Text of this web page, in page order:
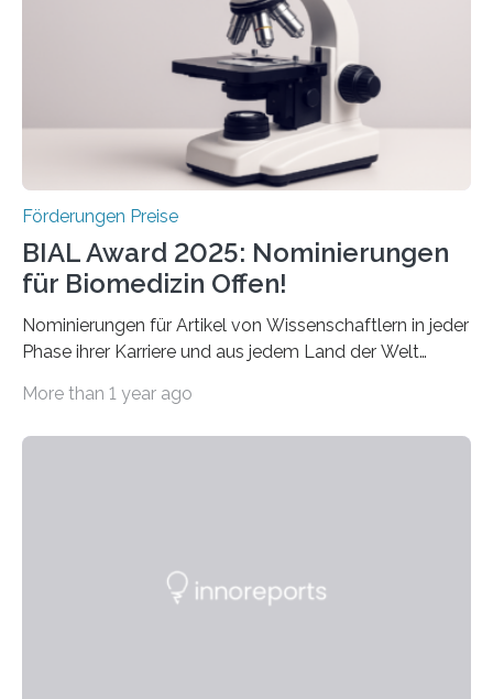
Preis aus. Er richtet sich gezielt an jüngere
Forscherinnen und Forscher unter 40 Jahren. Geehrt
werden soll eine herausragende Doktorarbeit oder eine
hochrangige wissenschaftliche Publikation zum Thema
Förderungen Preise
BIAL Award 2025: Nominierungen
für Biomedizin Offen!
Nominierungen für Artikel von Wissenschaftlern in jeder
Phase ihrer Karriere und aus jedem Land der Welt
Leben gerufen, um die bemerkenswertesten
Foundation, des BIAL Award in Biomedicine ist in
More than 1 year ago